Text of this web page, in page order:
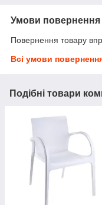
Умови повернення
Повернення товару
Всі умови
Подібні товари